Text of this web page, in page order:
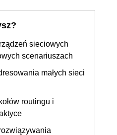
sieciowych
scenariuszach
małych sieci
routingu i